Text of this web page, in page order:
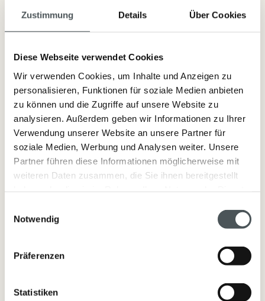
Zustimmung Details Über Cookies
Diese Webseite verwendet Cookies
Wir verwenden Cookies, um Inhalte und Anzeigen zu
personalisieren, Funktionen für soziale Medien anbieten
zu können und die Zugriffe auf unsere Website zu
analysieren. Außerdem geben wir Informationen zu Ihrer
Verwendung unserer Website an unsere Partner für
soziale Medien, Werbung und Analysen weiter. Unsere
Partner führen diese Informationen möglicherweise mit
weiteren Daten zusammen, die Sie ihnen bereitgestellt
Notwendig
Präferenzen
Statistiken
4,60 €
Inkl. Steuern , exkl. Versandkosten
Artikelnummer:1376